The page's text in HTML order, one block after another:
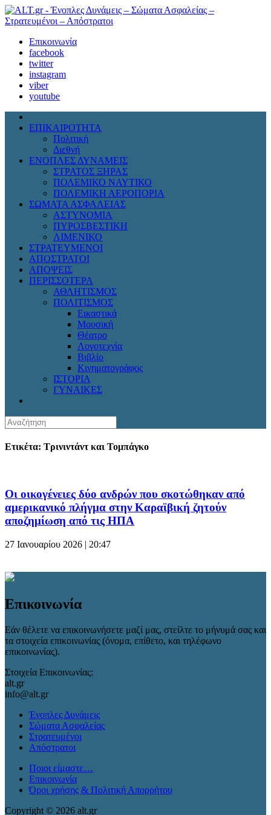
Επικοινωνία
facebook
twitter
instagram
viber
youtube
ΕΠΙΚΑΙΡΟΤΗΤΑ
Πολιτική
Διεθνή
ΕΝΟΠΛΕΣ ΔΥΝΑΜΕΙΣ
ΣΤΡΑΤΟΣ ΞΗΡΑΣ
ΠΟΛΕΜΙΚΟ ΝΑΥΤΙΚΟ
ΠΟΛΕΜΙΚΗ ΑΕΡΟΠΟΡΙΑ
ΣΩΜΑΤΑ ΑΣΦΑΛΕΙΑΣ
ΑΣΤΥΝΟΜΙΑ
ΠΥΡΟΣΒΕΣΤΙΚΗ
ΛΙΜΕΝΙΚΟ
ΣΤΡΑΤΕΥΜΕΝΟΙ
ΑΠΟΣΤΡΑΤΟΙ
ΑΠΟΨΕΙΣ
ΠΕΡΙΣΣΟΤΕΡΑ
ΑΘΛΗΤΙΣΜΟΣ
ΠΟΛΙΤΙΣΜΟΣ
Εικαστικά
Μουσική
Θέατρο
Λογοτεχνία
Βιβλίο
Κινηματογράφος
ΙΣΤΟΡΙΑ
ΓΥΝΑΙΚΕΣ
Ετικέτα: Τρινιντάντ και Τομπάγκο
Οι οικογένειες δύο ανδρών που σκοτώθηκαν από
αμερικανικό πλήγμα στην Καραϊβική ζητούν
αποζημίωση από τις ΗΠΑ
27 Ιανουαρίου 2026 | 20:47
Επικοινωνία
Εάν θέλετε να επικοινωνήσετε μαζί μας, στείλτε το μήνυμά σας και
τα στοιχεία επικοινωνίας (όνομα, επίθετο, και τηλέφωνο
επικοινωνίας).
Στοιχεία Επικοινωνίας:
alt.gr
info@alt.gr
Ένοπλες Δυνάμεις
Σώματα Ασφαλείας
Στρατευμένοι
Απόστρατοι
Ποιοι είμαστε…
Επικοινωνία
Όροι χρήσης & Πολιτική Απορρήτου
Copyright © 2026 alt.gr